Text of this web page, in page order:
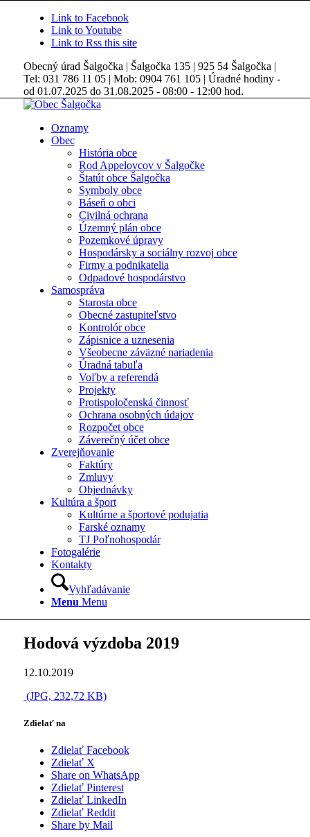
Link to Facebook
Link to Youtube
Link to Rss this site
Obecný úrad Šalgočka | Šalgočka 135 | 925 54 Šalgočka |
Tel: 031 786 11 05 | Mob: 0904 761 105 | Úradné hodiny -
od 01.07.2025 do 31.08.2025 - 08:00 - 12:00 hod.
Oznamy
Obec
História obce
Rod Appelovcov v Šalgočke
Štatút obce Šalgočka
Symboly obce
Báseň o obci
Civilná ochrana
Územný plán obce
Pozemkové úpravy
Hospodársky a sociálny rozvoj obce
Firmy a podnikatelia
Odpadové hospodárstvo
Samospráva
Starosta obce
Obecné zastupiteľstvo
Kontrolór obce
Zápisnice a uznesenia
Všeobecne záväzné nariadenia
Úradná tabuľa
Voľby a referendá
Projekty
Protispoločenská činnosť
Ochrana osobných údajov
Rozpočet obce
Záverečný účet obce
Zverejňovanie
Faktúry
Zmluvy
Objednávky
Kultúra a šport
Kultúrne a športové podujatia
Farské oznamy
TJ Poľnohospodár
Fotogalérie
Kontakty
Vyhľadávanie
Menu Menu
Hodová výzdoba 2019
12.10.2019
(JPG, 232,72 KB)
Zdielať na
Zdielať Facebook
Zdielať X
Share on WhatsApp
Zdielať Pinterest
Zdielať LinkedIn
Zdielať Reddit
Share by Mail